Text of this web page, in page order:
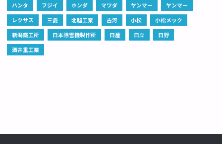
ハンタ
フジイ ホンダ マツダ ヤンマー
ヤンマー
レクサス
三菱 北越工業 古河 小松
小松メック
新潟鐵工所
日本除雪機製作所 日産 日立
日野
酒井重工業